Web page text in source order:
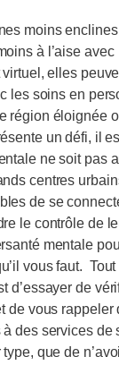
moins
à l’aise avec
virtuel, elles
les soins en
région éloignée
un défi, il
ne soit pas
centres
de se
le contrôle de
mentale
vous faut.
d’essayer de
de vous rappeler
des services de
que de